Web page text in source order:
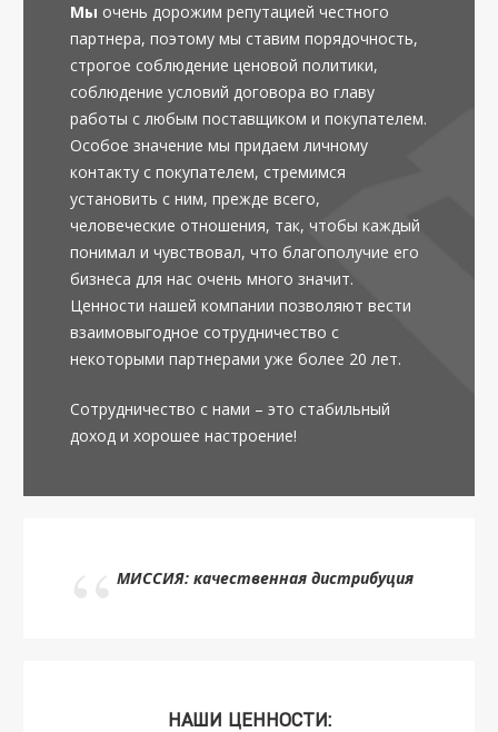
Мы очень дорожим репутацией честного
партнера, поэтому мы ставим порядочность,
строгое соблюдение ценовой политики,
соблюдение условий договора во главу
работы с любым поставщиком и покупателем.
Особое значение мы придаем личному
контакту с покупателем, стремимся
установить с ним, прежде всего,
человеческие отношения, так, чтобы каждый
понимал и чувствовал, что благополучие его
бизнеса для нас очень много значит.
Ценности нашей компании позволяют вести
взаимовыгодное сотрудничество с
некоторыми партнерами уже более 20 лет.
Сотрудничество с нами – это стабильный
доход и хорошее настроение!
МИССИЯ: качественная дистрибуция
НАШИ ЦЕННОСТИ: